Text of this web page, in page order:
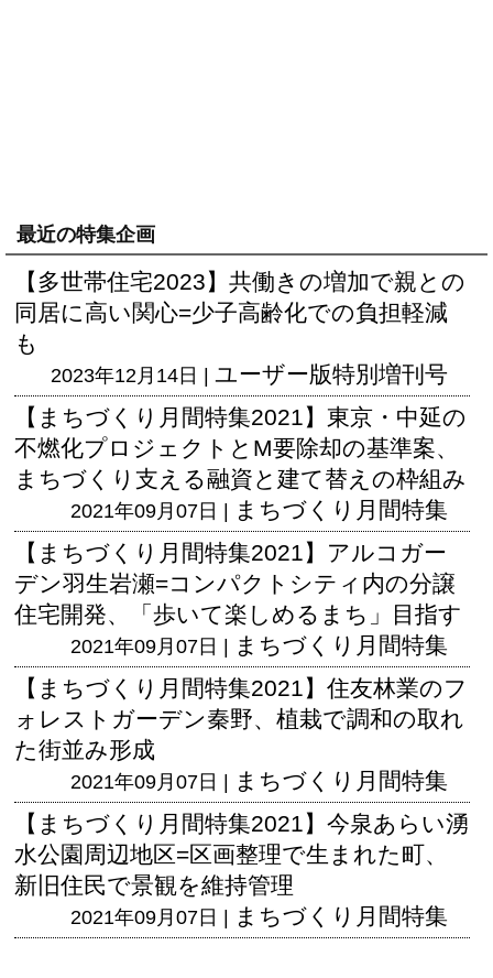
最近の特集企画
【多世帯住宅2023】共働きの増加で親との
同居に高い関心=少子高齢化での負担軽減
も
2023年12月14日 | ユーザー版特別増刊号
【まちづくり月間特集2021】東京・中延の
不燃化プロジェクトとM要除却の基準案、
まちづくり支える融資と建て替えの枠組み
2021年09月07日 | まちづくり月間特集
【まちづくり月間特集2021】アルコガー
デン羽生岩瀬=コンパクトシティ内の分譲
住宅開発、「歩いて楽しめるまち」目指す
2021年09月07日 | まちづくり月間特集
【まちづくり月間特集2021】住友林業のフ
ォレストガーデン秦野、植栽で調和の取れ
た街並み形成
2021年09月07日 | まちづくり月間特集
【まちづくり月間特集2021】今泉あらい湧
水公園周辺地区=区画整理で生まれた町、
新旧住民で景観を維持管理
2021年09月07日 | まちづくり月間特集